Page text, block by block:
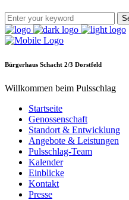
Bürgerhaus Schacht 2/3 Dorstfeld
Willkommen beim Pulsschlag
Startseite
Genossenschaft
Standort & Entwicklung
Angebote & Leistungen
Pulsschlag-Team
Kalender
Einblicke
Kontakt
Presse